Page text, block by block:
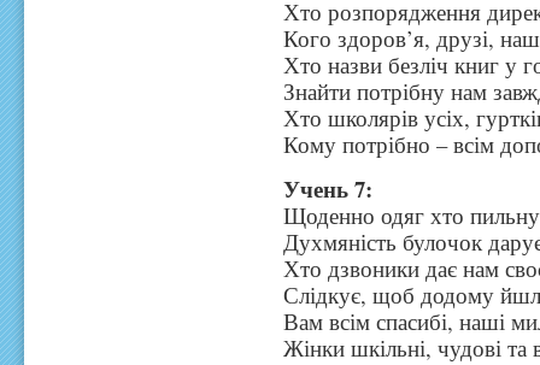
Хто розпорядження
Кого здоров’я, друзі,
Хто назви безліч книг у
Знайти потрібну нам
Хто школярів усіх,
Кому потрібно – всім
Учень 7:
Щоденно одяг хто
Духмяність булочок
Хто дзвоники дає нам
Слідкує, щоб додому
Вам всім спасибі, наші
Жінки шкільні, чудові та